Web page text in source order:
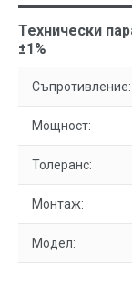
Технически
±1%
Съпротивление:
Мощност:
Толеранс:
Монтаж:
Модел: